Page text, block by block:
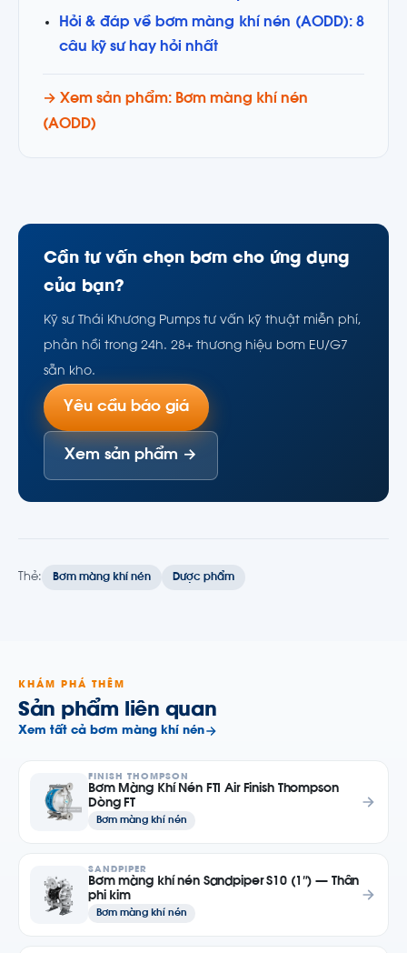
Hỏi & đáp về bơm màng khí nén (AODD): 8
câu kỹ sư hay hỏi nhất
→ Xem sản phẩm: Bơm màng khí nén
(AODD)
Cần tư vấn chọn bơm cho ứng dụng
của bạn?
Kỹ sư Thái Khương Pumps tư vấn kỹ thuật miễn phí,
phản hồi trong 24h. 28+ thương hiệu bơm EU/G7
sẵn kho.
Yêu cầu báo giá
Xem sản phẩm →
Thẻ: Bơm màng khí nén Dược phẩm
KHÁM PHÁ THÊM
Sản phẩm liên quan
Xem tất cả bơm màng khí nén
FINISH THOMPSON
Bơm Màng Khí Nén FTI Air Finish Thompson
Dòng FT
Bơm màng khí nén
SANDPIPER
Bơm màng khí nén Sandpiper S10 (1″) — Thân
phi kim
Bơm màng khí nén